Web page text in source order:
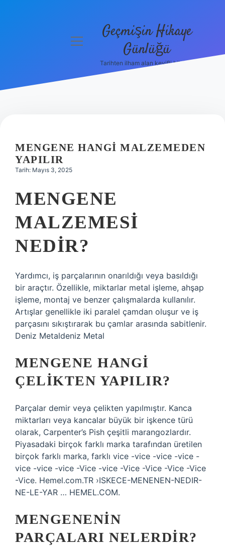
Hakkımızda
menüyü
Geçmişin Hikaye
Günlüğü
Tarihten ilham alan keyifli bilgiler!
MENGENE HANGI MALZEMEDEN
YAPILIR
Tarih: Mayıs 3, 2025
MENGENE
MALZEMESI
NEDIR?
Yardımcı, iş parçalarının onarıldığı veya basıldığı
bir araçtır. Özellikle, miktarlar metal işleme, ahşap
işleme, montaj ve benzer çalışmalarda kullanılır.
Artışlar genellikle iki paralel çamdan oluşur ve iş
parçasını sıkıştırarak bu çamlar arasında sabitlenir.
Deniz Metaldeniz Metal
MENGENE HANGI
ÇELIKTEN YAPILIR?
Parçalar demir veya çelikten yapılmıştır. Kanca
miktarları veya kancalar büyük bir işkence türü
olarak, Carpenter’s Pish çeşitli marangozlardır.
Piyasadaki birçok farklı marka tarafından üretilen
birçok farklı marka, farklı vice -vice -vice -vice -
vice -vice -vice -Vice -vice -Vice -Vice -Vice -Vice
-Vice. Hemel.com.TR ›ISKECE-MENENEN-NEDIR-
NE-LE-YAR … HEMEL.COM.
MENGENENIN
PARÇALARI NELERDIR?